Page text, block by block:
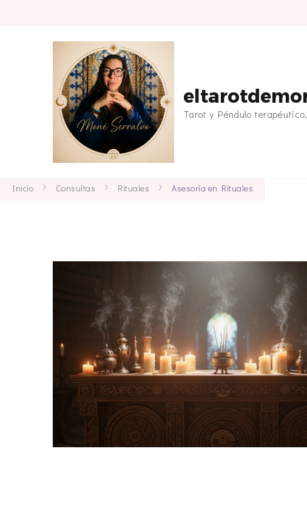
Tarot y Péndulo
Inicio Consultas Rituales Asesoría en Rituales